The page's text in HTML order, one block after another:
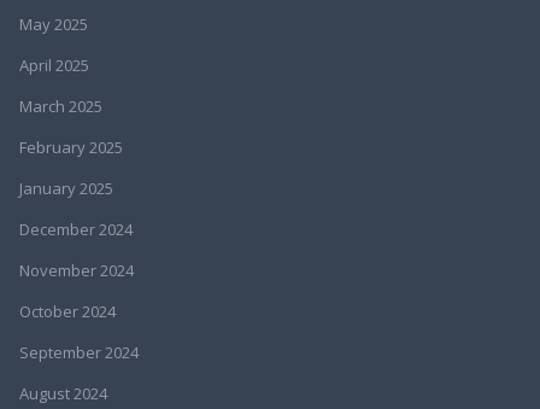
May 2025
April 2025
March 2025
February 2025
January 2025
December 2024
November 2024
October 2024
September 2024
August 2024